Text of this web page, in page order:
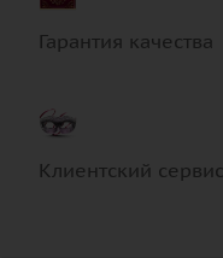
Гарантия качества
Клиентский сервис